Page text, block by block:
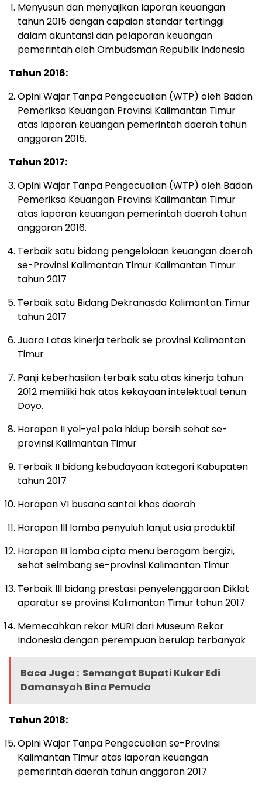
Menyusun dan menyajikan laporan keuangan
tahun 2015 dengan capaian standar tertinggi
dalam akuntansi dan pelaporan keuangan
pemerintah oleh Ombudsman Republik Indonesia
Tahun 2016:
Opini Wajar Tanpa Pengecualian (WTP) oleh Badan
Pemeriksa Keuangan Provinsi Kalimantan Timur
atas laporan keuangan pemerintah daerah tahun
anggaran 2015.
Tahun 2017:
Opini Wajar Tanpa Pengecualian (WTP) oleh Badan
Pemeriksa Keuangan Provinsi Kalimantan Timur
atas laporan keuangan pemerintah daerah tahun
anggaran 2016.
Terbaik satu bidang pengelolaan keuangan daerah
se-Provinsi Kalimantan Timur Kalimantan Timur
tahun 2017
Terbaik satu Bidang Dekranasda Kalimantan Timur
tahun 2017
Juara I atas kinerja terbaik se provinsi Kalimantan
Timur
Panji keberhasilan terbaik satu atas kinerja tahun
2012 memiliki hak atas kekayaan intelektual tenun
Doyo.
Harapan II yel-yel pola hidup bersih sehat se-
provinsi Kalimantan Timur
Terbaik II bidang kebudayaan kategori Kabupaten
tahun 2017
Harapan VI busana santai khas daerah
Harapan III lomba penyuluh lanjut usia produktif
Harapan III lomba cipta menu beragam bergizi,
sehat seimbang se-provinsi Kalimantan Timur
Terbaik III bidang prestasi penyelenggaraan Diklat
aparatur se provinsi Kalimantan Timur tahun 2017
Memecahkan rekor MURI dari Museum Rekor
Indonesia dengan perempuan berulap terbanyak
Baca Juga : Semangat Bupati Kukar Edi
Damansyah Bina Pemuda
Tahun 2018:
Opini Wajar Tanpa Pengecualian se-Provinsi
Kalimantan Timur atas laporan keuangan
pemerintah daerah tahun anggaran 2017